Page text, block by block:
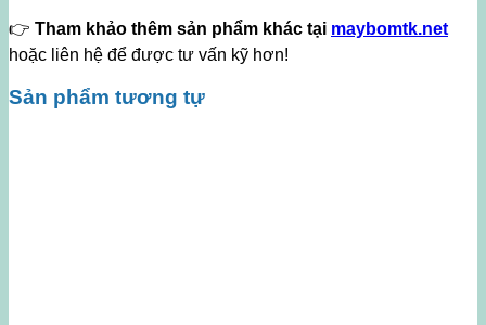
👉 Tham khảo thêm sản phẩm khác tại maybomtk.net
hoặc liên hệ để được tư vấn kỹ hơn!
Sản phẩm tương tự